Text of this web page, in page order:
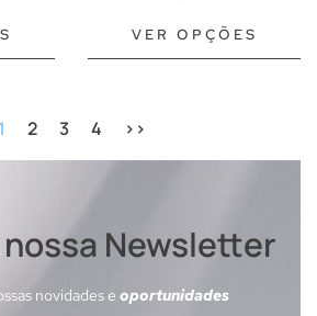
VER OPÇÕES
1 2 3 4 >>
Newsletter
novidades e oportunidades